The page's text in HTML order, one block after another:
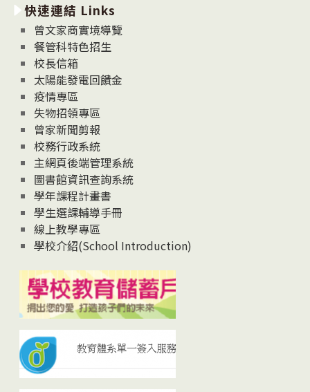
消
息
News
快速連結 Links
曾文家商實境導覽
餐管科特色招生
校長信箱
太陽能發電回饋金
疫情專區
失物招領專區
曾家新聞剪報
校務行政系統
主網頁後端管理系統
圖書館資訊查詢系統
學年課程計畫書
學生選課輔導手冊
線上教學專區
學校介紹(School Introduction)